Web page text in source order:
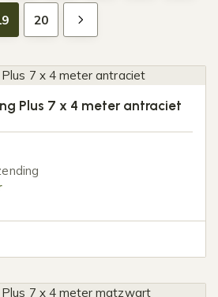
20
Plus 7 x 4 meter antraciet